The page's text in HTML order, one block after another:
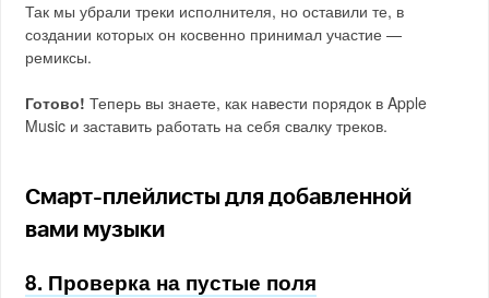
Так мы убрали треки исполнителя, но оставили те, в
создании которых он косвенно принимал участие —
ремиксы.
Готово! Теперь вы знаете, как навести порядок в Apple
Music и заставить работать на себя свалку треков.
Смарт-плейлисты для добавленной
вами музыки
8. Проверка на пустые поля